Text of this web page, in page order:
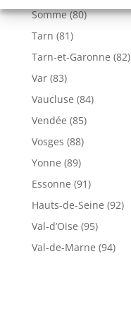
Somme (80)
Tarn (81)
Tarn-et-Garonne (82)
Var (83)
Vaucluse (84)
Vendée (85)
Vosges (88)
Yonne (89)
Essonne (91)
Hauts-de-Seine (92)
Val-d’Oise (95)
Val-de-Marne (94)